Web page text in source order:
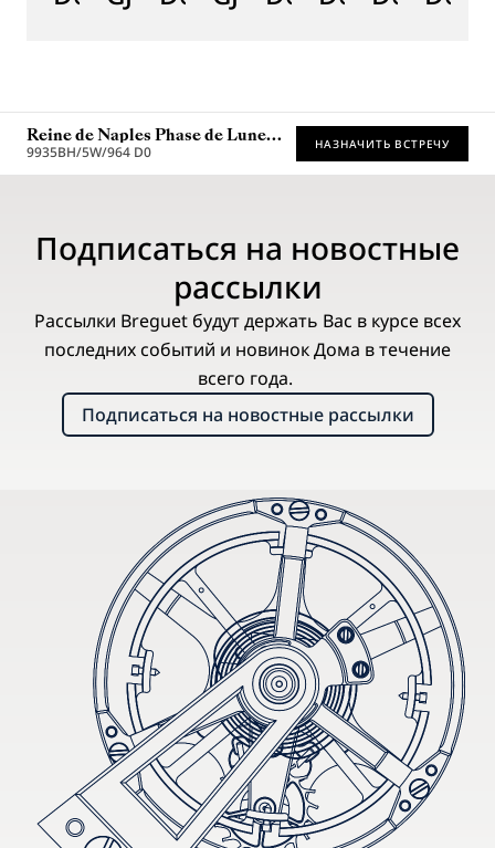
Reine de Naples Phase de Lune
9935
9935BH/5W/964 D0 НАЗНАЧИТЬ ВСТРЕЧУ
Подписаться на новостные
рассылки
Рассылки Breguet будут держать Вас в курсе всех
последних событий и новинок Дома в течение
всего года.
Подписаться на новостные рассылки